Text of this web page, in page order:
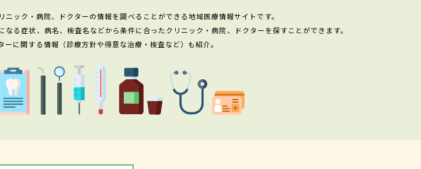
ック・病院、ドクターの情報を調べることができる地域医療情報サイトです。
る症状、病名、検査名などから条件に合ったクリニック・病院、ドクターを探すことができます。
に関する情報（診療方針や得意な治療・検査など）も紹介。